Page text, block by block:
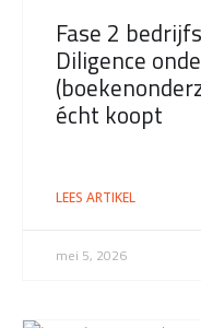
Fase 2
Diligence
écht koopt
LEES ARTIKEL
mei 5, 2026